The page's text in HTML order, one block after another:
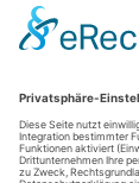
(Tel. 41975,
Vorsitzenden